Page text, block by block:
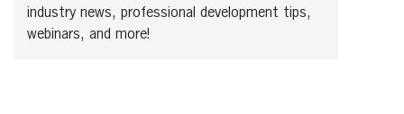
industry news, professional development tips,
webinars, and more!